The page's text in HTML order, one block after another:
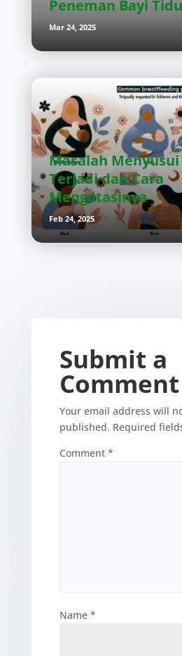
Peneman Bayi
Mar 24, 2025
Masalah Menyusui
Terjadi dan Cara
Mengatasinya
Feb 24, 2025
Submit a
Comment
Your email address will
published. Required
Comment *
Name *